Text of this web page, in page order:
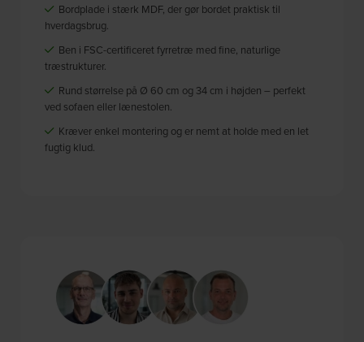
Bordplade i stærk MDF, der gør bordet praktisk til
hverdagsbrug.
Ben i FSC-certificeret fyrretræ med fine, naturlige
træstrukturer.
Rund størrelse på Ø 60 cm og 34 cm i højden – perfekt
ved sofaen eller lænestolen.
Kræver enkel montering og er nemt at holde med en let
fugtig klud.